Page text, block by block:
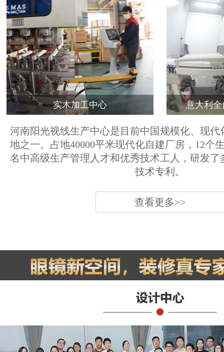
实木加工中心 意大利
河南阳光视线生产中心是目前中国规模化、现代
地之一。占地40000平米现代化自建厂房，12个
名中高级生产管理人才和优秀技术工人，研发了
技术专利。
查看更多>>